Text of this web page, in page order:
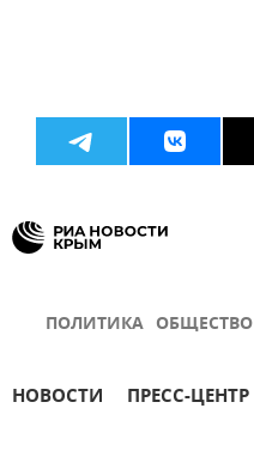
ПОЛИТИКА ОБЩЕСТВО
НОВОСТИ ПРЕСС-ЦЕНТР